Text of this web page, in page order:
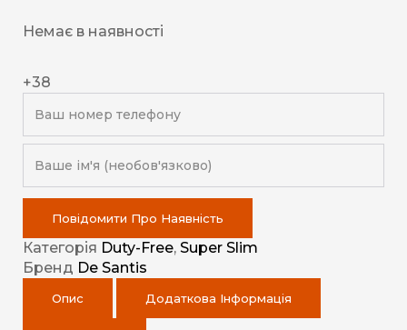
Немає в наявності
+38
Повідомити Про Наявність
Категорія Duty-Free, Super Slim
Бренд De Santis
Опис Додаткова Інформація